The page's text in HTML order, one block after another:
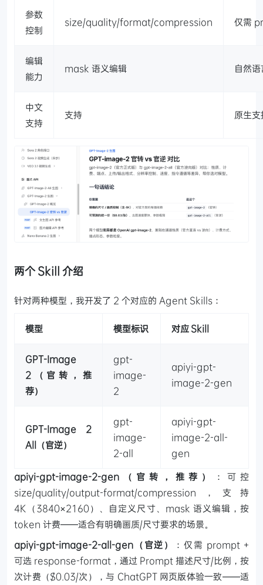
参数
控制
size/quality/format/compression 仅需
编辑
能力
mask 语义编辑 自然
中文
支持
支持 原生支
两个 Skill 介绍
针对两种模型，我开发了 2 个对应的 Agent Skills：
模型 模型标识 对应 Skill
GPT-Image
2（官转，推
荐）
gpt-
image-
2
apiyi-gpt-
image-2-gen
GPT-Image 2
All（官逆）
gpt-
image-
2-all
apiyi-gpt-
image-2-all-
gen
apiyi-gpt-image-2-gen（官转，推荐）
：可控
size/quality/output-format/compression，支持
4K（3840×2160）、自定义尺寸、mask 语义编辑，按
token 计费——适合有明确画质/尺寸要求的场景。
apiyi-gpt-image-2-all-gen（官逆）
：仅需 prompt +
可选 response-format，通过 Prompt 描述尺寸/比例，按
次计费（$0.03/次），与 ChatGPT 网页版体验一致——适